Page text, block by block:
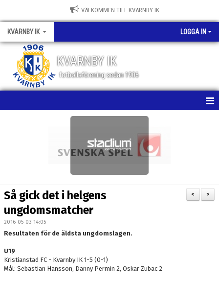
VÄLKOMMEN TILL KVARNBY IK
KVARNBY IK LOGGA IN
KVARNBY IK
fotbollsförening sedan 1906
BILDGALLERI
MEDLEMSKAP
LEDARE
>
<
Så gick det i helgens
ungdomsmatcher
2016-05-03 14:05
Resultaten för de äldsta ungdomslagen.
U19
Kristianstad FC - Kvarnby IK 1-5 (0-1)
Mål: Sebastian Hansson, Danny Permin 2, Oskar Zubac 2